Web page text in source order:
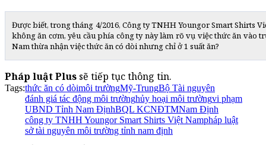
Được biết, trong tháng 4/2016, Công ty TNHH Youngor Smart Shirts
không ăn cơm, yêu cầu phía công ty này làm rõ vụ việc thức ăn vào
Nam thừa nhận việc thức ăn có dòi nhưng chỉ ở 1 suất ăn?
Pháp luật Plus sẽ tiếp tục thông tin.
Tags:thức ăn có dòimôi trườngMỹ-TrungBộ Tài nguyên
đánh giá tác động môi trườnghủy hoại môi trườngvi phạm
UBND Tỉnh Nam ĐịnhBQL KCNĐTMNam Định
công ty TNHH Youngor Smart Shirts Việt Nampháp luật
sở tài nguyên môi trường tỉnh nam định